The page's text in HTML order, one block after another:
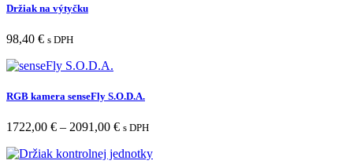
Držiak na výtyčku
98,40 € s DPH
RGB kamera senseFly S.O.D.A.
1722,00 € – 2091,00 € s DPH